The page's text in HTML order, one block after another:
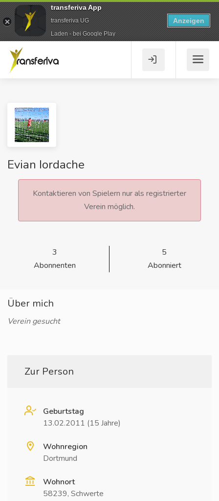
Evian Iordache
Kontaktieren von Spielern nur als registrierter
Verein möglich.
3
Abonnenten
5
Abonniert
Über mich
Verein gesucht
Zur Person
Geburtstag
13.02.2011 (15 Jahre)
Wohnregion
Dortmund
Wohnort
58239, Schwerte
transferiva App
transferiva UG
Laden - bei Google Play
Anzeigen